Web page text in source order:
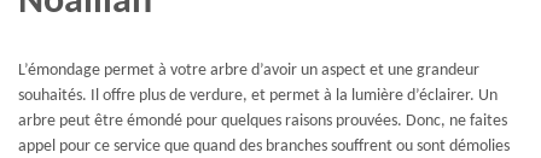
L’émondage permet à votre arbre d’avoir un aspect et une grandeur
souhaités. Il offre plus de verdure, et permet à la lumière d’éclairer. Un
arbre peut être émondé pour quelques raisons prouvées. Donc, ne faites
appel pour ce service que quand des branches souffrent ou sont démolies